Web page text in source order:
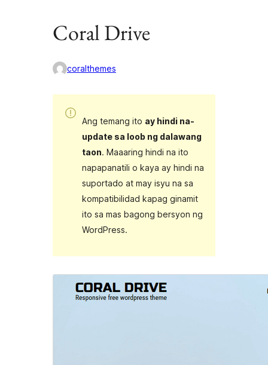
Coral Drive
coralthemes
Ang temang ito ay hindi na-
update sa loob ng dalawang
taon. Maaaring hindi na ito
napapanatili o kaya ay hindi na
suportado at may isyu na sa
kompatibilidad kapag ginamit
ito sa mas bagong bersyon ng
WordPress.